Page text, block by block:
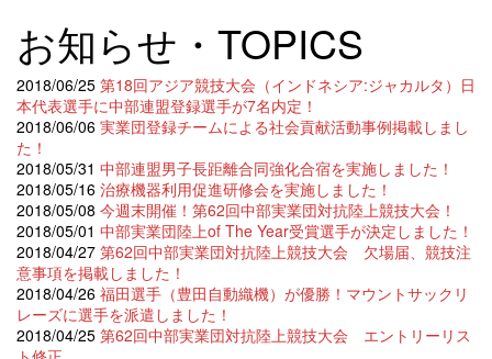
お知らせ・TOPICS
2018/06/25 第18回アジア競技大会（インドネシア:ジャカルタ）日
本代表選手に中部連盟登録選手が7名内定！
2018/06/06 実業団登録チームによる社会貢献活動事例掲載しまし
た！
2018/05/31 中部連盟男子長距離合同強化合宿を実施しました！
2018/05/16 治療機器利用促進研修会を実施しました！
2018/05/08 今週末開催！第62回中部実業団対抗陸上競技大会！
2018/05/01 中部実業団陸上of The Year受賞選手が決定しました！
2018/04/27 第62回中部実業団対抗陸上競技大会 欠場届、競技注
意事項を掲載しました！
2018/04/26 福田選手（豊田自動織機）が優勝！マウントサックリ
レーズに選手を派遣しました！
2018/04/25 第62回中部実業団対抗陸上競技大会 エントリーリス